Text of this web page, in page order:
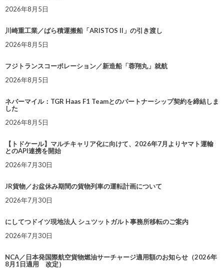
2026年8月5日
川崎重工業／ばら積運搬船「ARISTOS II」の引き渡し
2026年8月5日
フジトランスコーポレーション／新造船「蓉翔丸」就航
2026年8月5日
ネバーマイル：TGR Haas F1 Teamとのパートナーシップ契約を締結しま
した
2026年8月5日
【トドケール】マルチキャリア化に向けて、2026年7月よりヤマト運輸
とのAPI連携を開始
2026年7月30日
JR貨物／お盆休み期間の貨物列車の運転計画について
2026年7月30日
にしてつドイツ現地法人 シュツットガルト事務所移転のご案内
2026年7月30日
NCA／日本発国際航空貨物燃油サーチャージ適用額のお知らせ（2026年
8月1日適用 改定）